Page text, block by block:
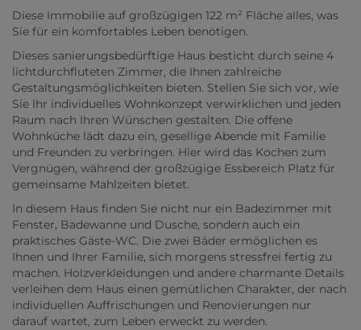
Diese Immobilie auf großzügigen 122 m² Fläche alles, was
Sie für ein komfortables Leben benötigen.
Dieses sanierungsbedürftige Haus besticht durch seine 4
lichtdurchfluteten Zimmer, die Ihnen zahlreiche
Gestaltungsmöglichkeiten bieten. Stellen Sie sich vor, wie
Sie Ihr individuelles Wohnkonzept verwirklichen und jeden
Raum nach Ihren Wünschen gestalten. Die offene
Wohnküche lädt dazu ein, gesellige Abende mit Familie
und Freunden zu verbringen. Hier wird das Kochen zum
Vergnügen, während der großzügige Essbereich Platz für
gemeinsame Mahlzeiten bietet.
In diesem Haus finden Sie nicht nur ein Badezimmer mit
Fenster, Badewanne und Dusche, sondern auch ein
praktisches Gäste-WC. Die zwei Bäder ermöglichen es
Ihnen und Ihrer Familie, sich morgens stressfrei fertig zu
machen. Holzverkleidungen und andere charmante Details
verleihen dem Haus einen gemütlichen Charakter, der nach
individuellen Auffrischungen und Renovierungen nur
darauf wartet, zum Leben erweckt zu werden.